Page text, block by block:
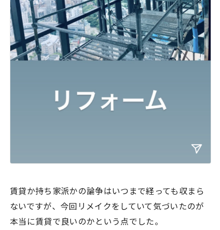
賃貸か持ち家派かの論争はいつまで経っても収まら
ないですが、今回リメイクをしていて気づいたのが
本当に賃貸で良いのかという点でした。